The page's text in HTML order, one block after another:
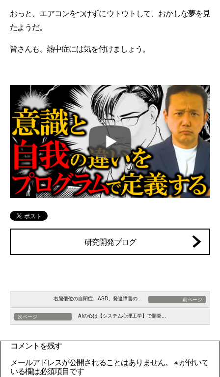
おっと、エアコンをつけずにウトウトして、おかしな夢を見
たようだ。
皆さんも、熱中症には気を付けましょう。
研究開発ブログ
右脳優位の自閉症、ASD、発達障害の... 前ページ
次ページ AIの心は【システム心理工学】で開発...
コメントを残す
メールアドレスが公開されることはありません。 ※が付いて
いる欄は必須項目です